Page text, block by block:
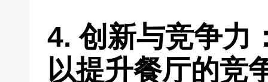
4. 创新与竞争力
以提升餐厅的竞